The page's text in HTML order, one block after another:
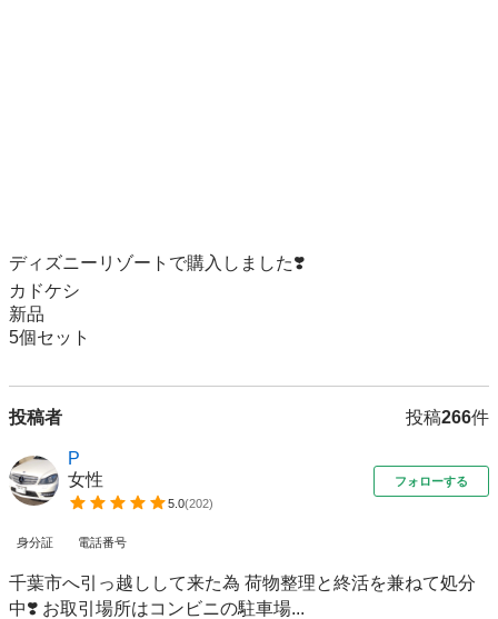
ディズニーリゾートで購入しました❣️
カドケシ
新品
5個セット
投稿者 投稿266件
P
女性
5.0(202)
フォローする
身分証 電話番号
千葉市へ引っ越しして来た為 荷物整理と終活を兼ねて処分
中❣️ お取引場所はコンビニの駐車場...